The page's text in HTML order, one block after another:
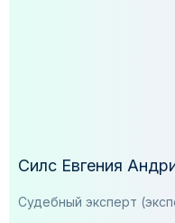
Силс Евгения
Судебный эксперт